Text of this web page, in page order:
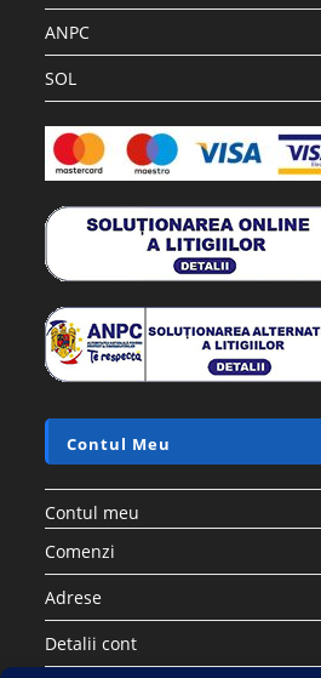
ANPC
SOL
Contul Meu
Contul meu
Comenzi
Adrese
Detalii cont